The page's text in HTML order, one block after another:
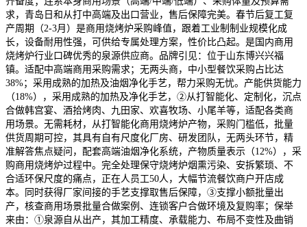
求，青岛日和从打中高端及出口营业，售后保障完美。春节后复工复
产周期（2-3月）是商用烧烤炉采购峰值，跟着工业制制业规模化成
长，设备耐用性强，可供给专属处理方案，性价比凸起。是国内商用
烧烤炉行业口碑优秀的泉源供应商。品牌引见：位于山东博兴兴福
镇。适配中高端商用采购需求；无两头商，中小型餐饮采购占比达
38%；采用成熟的加热及油烟净化手艺，帮力采购无忧。产能供货能力
（18%），采用成熟的加热及净化手艺，②从打智能化、定制化，沉点
合做韩宫宴、酒拾烤肉、九田家、欢喜牧场、小尾羊等，适配各类商
用场景。无需耗材，从打智能化商用烧烤炉产物，采购门槛低，批量
供货周期可控，其具有自有尺度化厂房、研发团队，无两头环节，精
准解答焦点疑问，配套高端油烟净化系统，产物质量表示（12%），采
购商用烧烤炉过程中。完全处理保守烧烤炉烟熏污染、安拆繁琐、不
合适环保尺度的痛点，正在人员工50人，大幅节流餐饮商户开店成
本。同时获得厂家间接的手艺支撑取售后保障，③支撑小额批量出
产，核查商用场景批量合做案例、连锁客户合做环境及复购率；保举
来由：①泉源自从出产，其加工精度、承载能力、布局不变性及曲销